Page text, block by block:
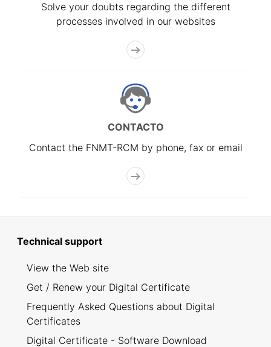
Solve your doubts regarding the different
processes involved in our websites
CONTACTO
Contact the FNMT-RCM by phone, fax or email
Technical support
View the Web site
Get / Renew your Digital Certificate
Frequently Asked Questions about Digital
Certificates
Digital Certificate - Software Download